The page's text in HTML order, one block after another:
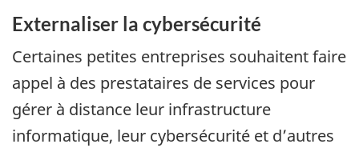
Externaliser la cybersécurité
Certaines petites entreprises souhaitent faire
appel à des prestataires de services pour
gérer à distance leur infrastructure
informatique, leur cybersécurité et d’autres